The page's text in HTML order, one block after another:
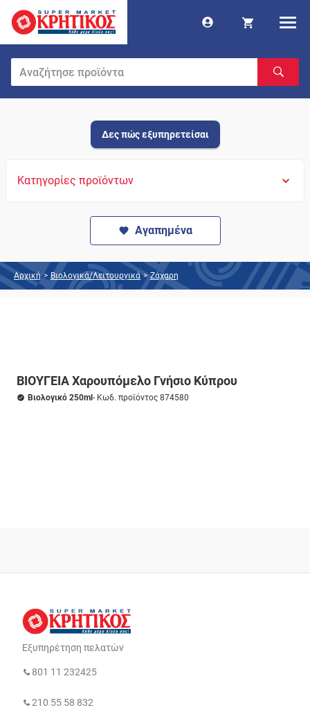
Δες πώς εξυπηρετείσαι
Κατηγορίες προϊόντων
Αγαπημένα
Αρχική > Βιολογικά/Λειτουργικά > Ζάχαρη
ΒΙΟΥΓΕΙΑ Χαρουπόμελο Γνήσιο Κύπρου
Βιολογικό 250ml - Κωδ. προϊόντος 874580
Εξυπηρέτηση πελατών
801 11 232425
210 55 58 832